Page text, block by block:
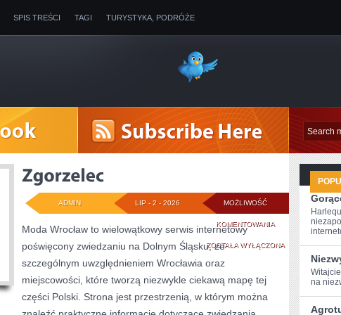
SPIS TREŚCI TAGI TURYSTYKA, PODRÓŻE
MOŻLIWOŚĆ
KOMENTOWANIAZGORZELEC
ZOSTAŁA WYŁĄCZONA
LIP - 2 - 2026
ADMIN
Moda Wrocław to wielowątkowy serwis internetowy
poświęcony zwiedzaniu na Dolnym Śląsku, ze
szczególnym uwzględnieniem Wrocławia oraz
miejscowości, które tworzą niezwykle ciekawą mapę tej
części Polski. Strona jest przestrzenią, w którym można
na